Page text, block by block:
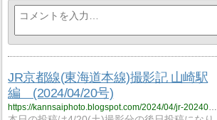
JR京都線(東海道本線)撮影記 山崎駅
編 (2024/04/20号)
https://kannsaiphoto.blogspot.com/2024/04/jr-20240420.html